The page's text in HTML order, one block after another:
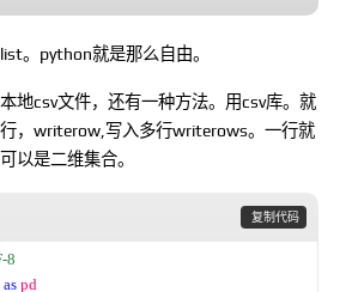
。python就是那么自由。
地csv文件，还有一种方法。用csv库。就
，writerow,写入多行writerows。一行就
以是二维集合。
复制代码
8
as pd